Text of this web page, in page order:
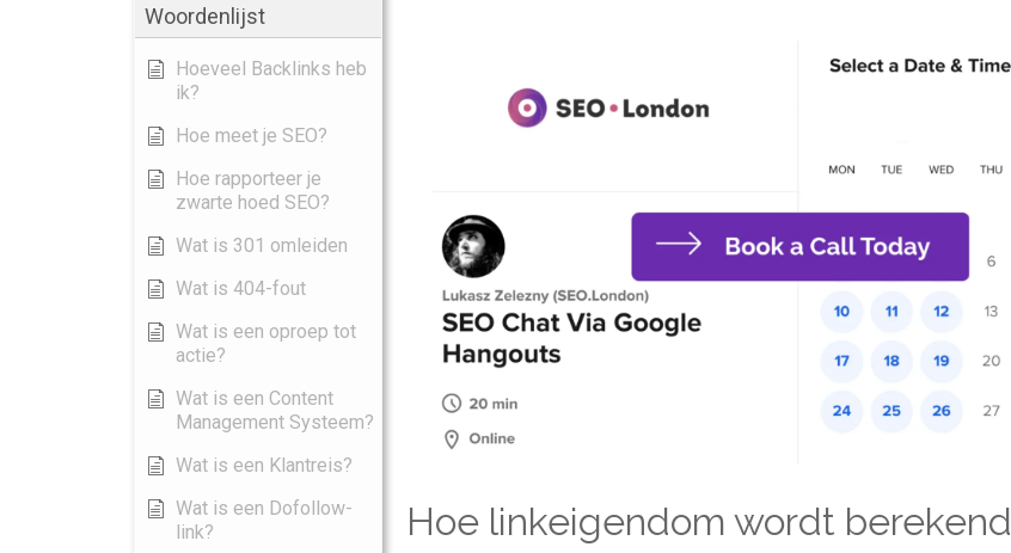
Woordenlijst
Hoeveel Backlinks heb
ik?
Hoe meet je SEO?
Hoe rapporteer je
zwarte hoed SEO?
Wat is 301 omleiden
Wat is 404-fout
Wat is een oproep tot
actie?
Wat is een Content
Management Systeem?
Wat is een Klantreis?
Wat is een Dofollow-
link?
Hoe linkeigendom wordt berekend